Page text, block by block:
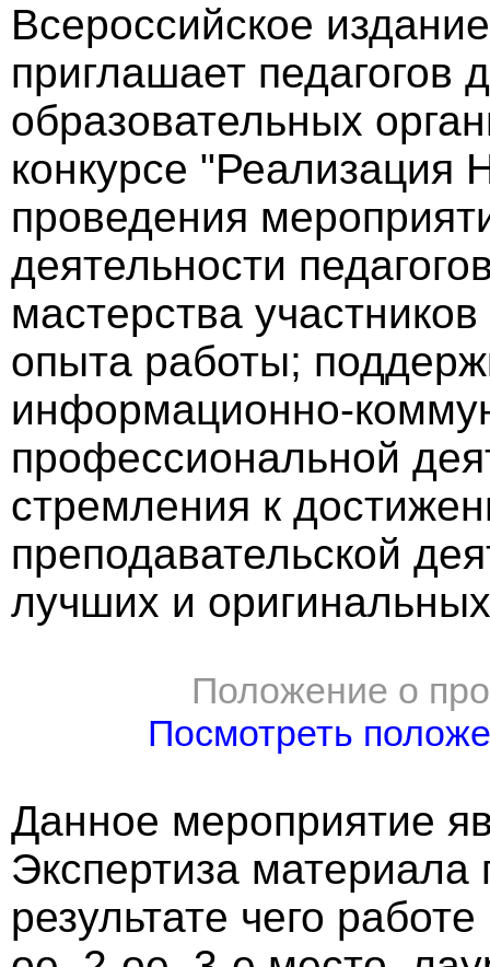
Всероссийское
приглашает педагогов
образовательных
конкурсе
проведения
деятельности
мастерства
опыта работы;
информационно-
профессиональной
стремления к
преподавательской
лучших и
Положение о
Посмотреть
Данное мероприятие
Экспертиза
результате чего